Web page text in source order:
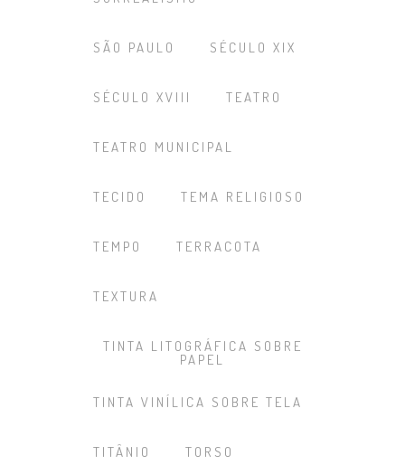
SÃO PAULO SÉCULO XIX
SÉCULO XVIII TEATRO
TEATRO MUNICIPAL
TECIDO TEMA RELIGIOSO
TEMPO TERRACOTA
TEXTURA
TINTA LITOGRÁFICA SOBRE
PAPEL
TINTA VINÍLICA SOBRE TELA
TITÂNIO TORSO